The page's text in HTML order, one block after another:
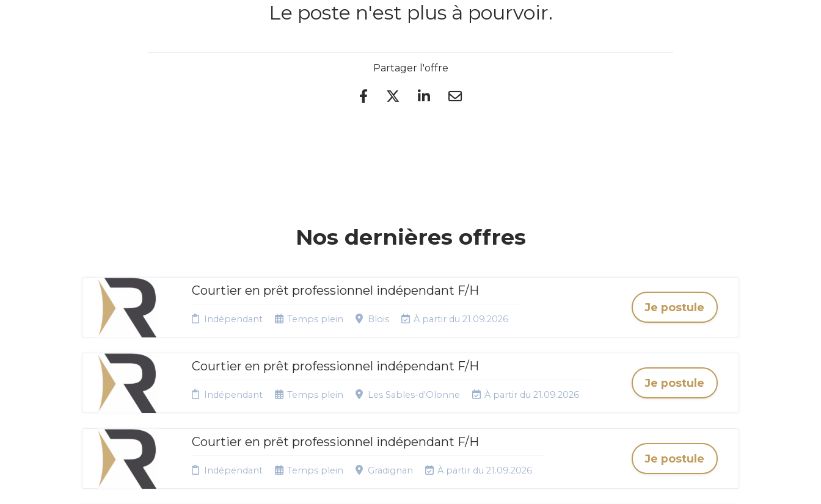
Le poste n'est plus à pourvoir.
Partager l'offre
Nos dernières offres
Courtier en prêt professionnel indépendant F/H
Indépendant Temps plein Blois À partir du 21.09.2026
Je postule
Courtier en prêt professionnel indépendant F/H
Indépendant Temps plein Les Sables-d'Olonne À partir du 21.09.2026
Je postule
Courtier en prêt professionnel indépendant F/H
Indépendant Temps plein Gradignan À partir du 21.09.2026
Je postule